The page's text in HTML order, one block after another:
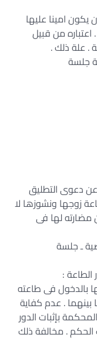
امينا عليها
اعتباره من قبيل
. علة ذلك .
شخصية جلسة
دعوى التطليق
زوجها ونشوزها لا
لها فى
شخصية ـ جلسة
:
بالدخول فى طاعته
بينهما . عدم كفاية
بإثبات الدور
. مخالفة ذلك